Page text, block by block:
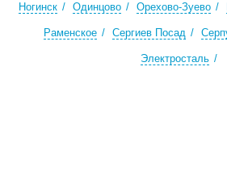
Ногинск Одинцово Орехово-Зуево
Раменское Сергиев Посад
Электросталь